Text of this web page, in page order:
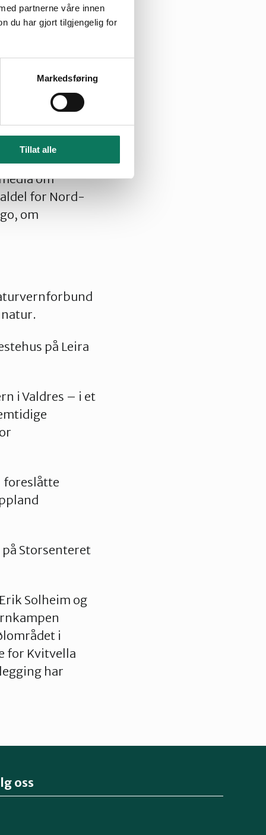
partnerne våre innen
du har gjort tilgjengelig for
Markedsføring
Tillat alle
om
og
om
om
for Nord-
om
på Leira
i Valdres – i et
foreslåtte
Storsenteret
Solheim og
i
for Kvitvella
har
oss